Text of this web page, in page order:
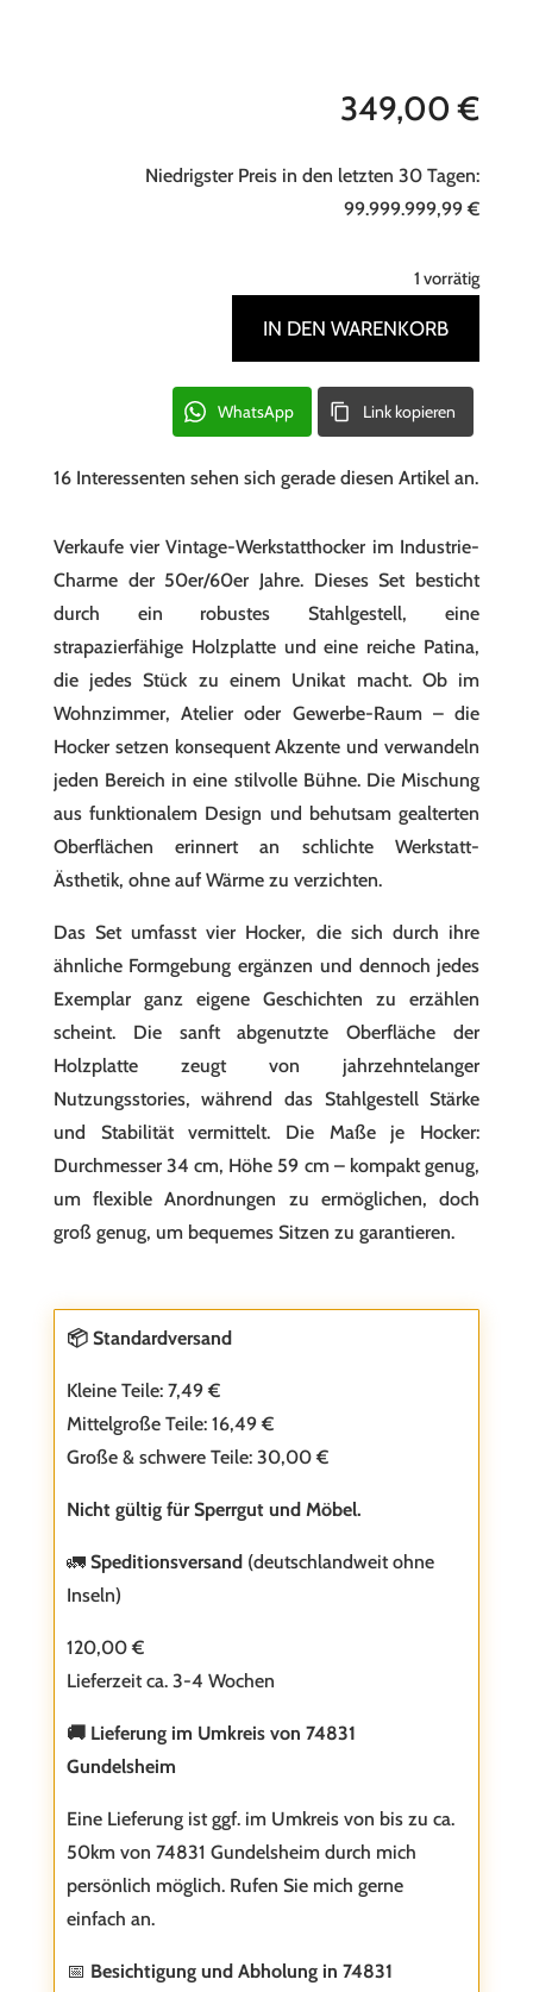
349,00€
Niedrigster Preis in den letzten 30 Tagen:
99.999.999,99€
1 vorrätig
Hocker,
4er
Set,
Industrie
Vintage
50/60er
Jahre,
Stahlgestell,
Patina
Menge
IN DEN WARENKORB
WhatsApp Link kopieren
16 Interessenten sehen sich gerade diesen Artikel an.
Verkaufe vier Vintage-Werkstatthocker im Industrie-
Charme der 50er/60er Jahre. Dieses Set besticht
durch ein robustes Stahlgestell, eine
strapazierfähige Holzplatte und eine reiche Patina,
die jedes Stück zu einem Unikat macht. Ob im
Wohnzimmer, Atelier oder Gewerbe-Raum – die
Hocker setzen konsequent Akzente und verwandeln
jeden Bereich in eine stilvolle Bühne. Die Mischung
aus funktionalem Design und behutsam gealterten
Oberflächen erinnert an schlichte Werkstatt-
Ästhetik, ohne auf Wärme zu verzichten.
Das Set umfasst vier Hocker, die sich durch ihre
ähnliche Formgebung ergänzen und dennoch jedes
Exemplar ganz eigene Geschichten zu erzählen
scheint. Die sanft abgenutzte Oberfläche der
Holzplatte zeugt von jahrzehntelanger
Nutzungsstories, während das Stahlgestell Stärke
und Stabilität vermittelt. Die Maße je Hocker:
Durchmesser 34 cm, Höhe 59 cm – kompakt genug,
um flexible Anordnungen zu ermöglichen, doch
groß genug, um bequemes Sitzen zu garantieren.
📦 Standardversand
Kleine Teile: 7,49 €
Mittelgroße Teile: 16,49 €
Große & schwere Teile: 30,00 €
Nicht gültig für Sperrgut und Möbel.
🚛 Speditionsversand (deutschlandweit ohne
Inseln)
120,00 €
Lieferzeit ca. 3-4 Wochen
🚚 Lieferung im Umkreis von 74831
Gundelsheim
Eine Lieferung ist ggf. im Umkreis von bis zu ca.
50km von 74831 Gundelsheim durch mich
persönlich möglich. Rufen Sie mich gerne
einfach an.
📅 Besichtigung und Abholung in 74831